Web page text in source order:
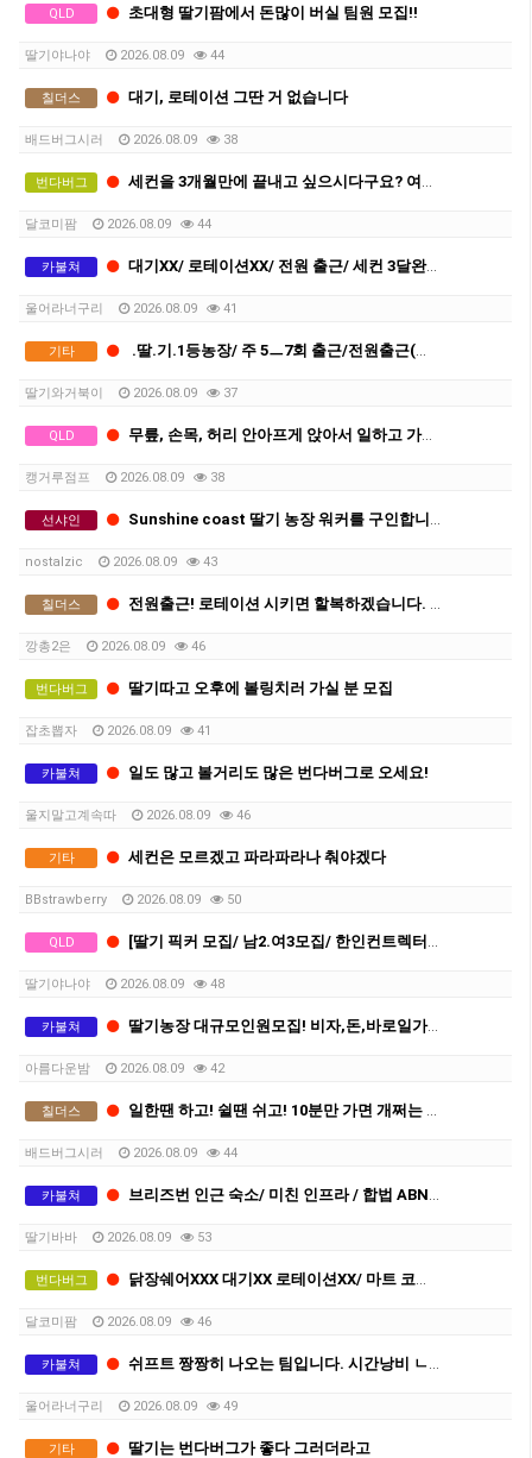
QLD 초대형 딸기팜에서 돈많이 버실 팀원 모집!!
딸기야나야 2026.08.09 44
칠더스 대기, 로테이션 그딴 거 없습니다
배드버그시러 2026.08.09 38
번다버그 세컨을 3개월만에 끝내고 싶으시다구요? 여기로 오세요
달코미팜 2026.08.09 44
카불쳐 대기XX/ 로테이션XX/ 전원 출근/ 세컨 3달완성
울어라너구리 2026.08.09 41
기타 .딸.기.1등농장/ 주 5ㅡ7회 출근/전원출근(로테이션XX)/ 신식트롤리
딸기와거북이 2026.08.09 37
QLD 무릎, 손목, 허리 안아프게 앉아서 일하고 가벼운 딸기 따세요
캥거루점프 2026.08.09 38
선샤인 Sunshine coast 딸기 농장 워커를 구인합니다.
nostalzic 2026.08.09 43
칠더스 전원출근! 로테이션 시키면 할복하겠습니다. 세컨 딱 13주만에 따고 시티가세요
깡총2은 2026.08.09 46
번다버그 딸기따고 오후에 볼링치러 가실 분 모집
잡초뽑자 2026.08.09 41
카불쳐 일도 많고 볼거리도 많은 번다버그로 오세요!
울지말고계속따 2026.08.09 46
기타 세컨은 모르겠고 파라파라나 춰야겠다
BBstrawberry 2026.08.09 50
QLD [딸기 픽커 모집/ 남2.여3모집/ 한인컨트렉터X]
딸기야나야 2026.08.09 48
카불쳐 딸기농장 대규모인원모집! 비자,돈,바로일가능! 함께하실분!
아름다운밤 2026.08.09 42
칠더스 일한땐 하고! 쉴땐 쉬고! 10분만 가면 개쩌는 바닷가 있는 숙소
배드버그시러 2026.08.09 44
카불쳐 브리즈번 인근 숙소/ 미친 인프라 / 합법 ABN / 최소 기간 세컨 ,서드 가능
딸기바바 2026.08.09 53
번다버그 닭장쉐어XXX 대기XX 로테이션XX/ 마트 코앞/ 숙소컨디션 최상
달코미팜 2026.08.09 46
카불쳐 쉬프트 짱짱히 나오는 팀입니다. 시간낭비 ㄴㄴ
울어라너구리 2026.08.09 49
기타 딸기는 번다버그가 좋다 그러더라고